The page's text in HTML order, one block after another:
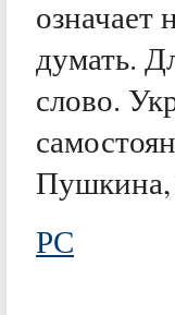
означает
думать.
слово.
Пушкина,
РС